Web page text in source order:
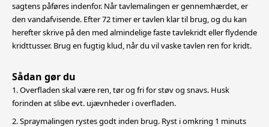
sagtens påføres indenfor. Når tavlemalingen er gennemhærdet, er
den vandafvisende. Efter 72 timer er tavlen klar til brug, og du kan
herefter skrive på den med almindelige faste tavlekridt eller flydende
kridttusser. Brug en fugtig klud, når du vil vaske tavlen ren for kridt.
Sådan gør du
1. Overfladen skal være ren, tør og fri for støv og snavs. Husk
forinden at slibe evt. ujævnheder i overfladen.
2. Spraymalingen rystes godt inden brug. Ryst i omkring 1 minuts